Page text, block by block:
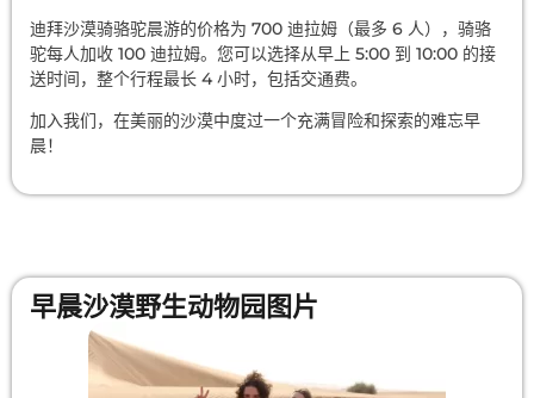
迪拜沙漠骑骆驼晨游的价格为 700 迪拉姆（最多 6 人），骑骆
驼每人加收 100 迪拉姆。您可以选择从早上 5:00 到 10:00 的接
送时间，整个行程最长 4 小时，包括交通费。
加入我们，在美丽的沙漠中度过一个充满冒险和探索的难忘早
晨！
早晨沙漠野生动物园图片